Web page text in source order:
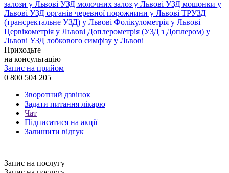
залози у Львові УЗД молочних залоз у Львові УЗД мошонки у
Львові УЗД органів черевної порожнини у Львові ТРУЗД
(трансректальне УЗД) у Львові Фолікулометрія у Львові
Цервікометрія у Львові Доплерометрія (УЗД з Доплером) у
Львові УЗД лобкового симфізу у Львові
Приходьте
на консультацію
Запис на прийом
0 800 504 205
Зворотний дзвінок
Задати питання лікарю
Чат
Підписатися на акції
Залишити відгук
Запис на послугу